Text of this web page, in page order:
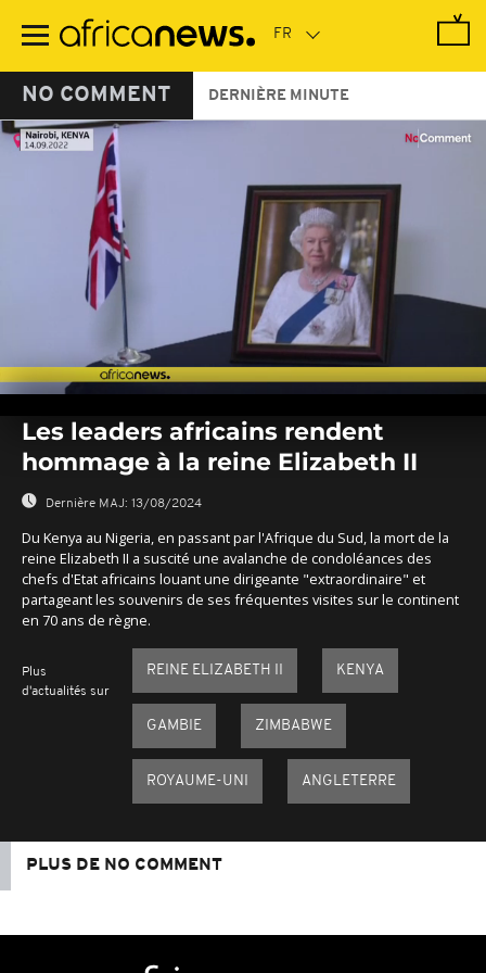
contenu
NO COMMENT DERNIÈRE MINUTE
seconds
seconds
Les leaders africains rendent
hommage à la reine Elizabeth II
Dernière MAJ: 13/08/2024
Du Kenya au Nigeria, en passant par l'Afrique du Sud, la mort de la
reine Elizabeth II a suscité une avalanche de condoléances des
chefs d'Etat africains louant une dirigeante "extraordinaire" et
partageant les souvenirs de ses fréquentes visites sur le continent
en 70 ans de règne.
Plus
d'actualités sur
REINE ELIZABETH II KENYA
GAMBIE ZIMBABWE
ROYAUME-UNI ANGLETERRE
PLUS DE NO COMMENT